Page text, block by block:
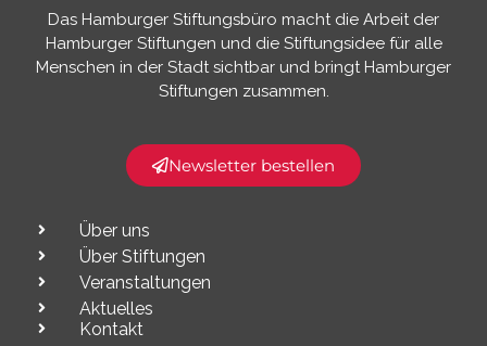
Das Hamburger Stiftungsbüro macht die Arbeit der
Hamburger Stiftungen und die Stiftungsidee für alle
Menschen in der Stadt sichtbar und bringt Hamburger
Stiftungen zusammen.​
Newsletter bestellen
Über uns
Über Stiftungen
Veranstaltungen
Aktuelles
Kontakt